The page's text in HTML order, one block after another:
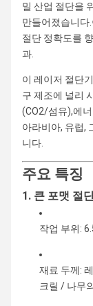
밀 산업 절단을
만들어졌습니다
절단 정확도를
과.
이 레이저 절단
구 제조에 널리
(CO2/섬유),에
아라비아, 유럽,
니다.
주요 특징
1. 큰 포맷 절
작업 부위:
재료 두께:
크릴 / 나무